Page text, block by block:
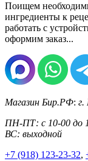
Поищем
ингредиенты к
работать с
оформим заказ...
Магазин Бир.РФ: г.
ПН-ПТ: с 10-00 до
ВС: выходной
+7 (918) 123-23-32,